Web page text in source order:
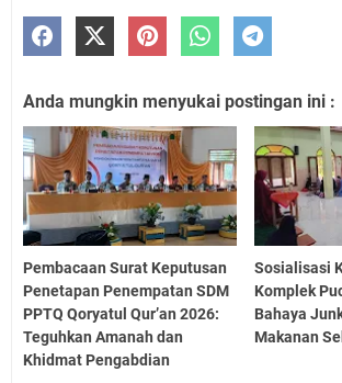
Anda mungkin menyukai postingan ini :
Pembacaan Surat Keputusan
Penetapan Penempatan SDM
PPTQ Qoryatul Qur’an 2026:
Teguhkan Amanah dan
Khidmat Pengabdian
Sosialisasi
Komplek
Bahaya
Makanan